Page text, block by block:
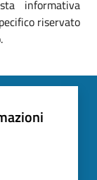
informativa
riservato